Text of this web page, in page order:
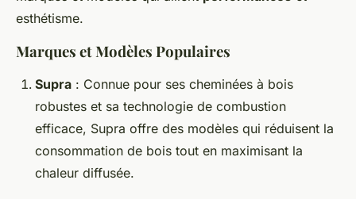
esthétisme.
Marques et Modèles Populaires
Supra : Connue pour ses cheminées à bois
robustes et sa technologie de combustion
efficace, Supra offre des modèles qui réduisent la
consommation de bois tout en maximisant la
chaleur diffusée.